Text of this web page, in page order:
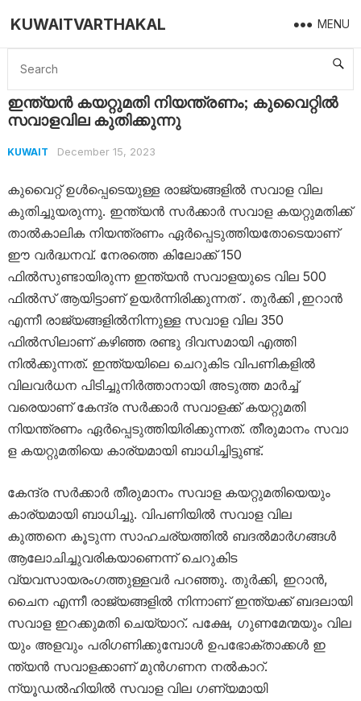
KUWAITVARTHAKAL MENU
Home Kuwait ഇന്ത്യൻ കയറ്റുമതി നിയന്ത്രണം; കുവൈറ്റിൽ സവാളവില കുതിക്കുന്നു
ഇന്ത്യൻ കയറ്റുമതി നിയന്ത്രണം; കുവൈറ്റിൽ
സവാളവില കുതിക്കുന്നു
KUWAIT December 15, 2023
കുവൈറ്റ് ഉൾപ്പെടെയുള്ള രാജ്യങ്ങളിൽ സവാള വില
കുതിച്ചുയരുന്നു. ഇന്ത്യൻ സർക്കാർ സവാള കയറ്റുമതിക്ക്​
താൽകാലിക നിയന്ത്രണം ഏർപ്പെടുത്തിയതോടെയാണ്
ഈ വർദ്ധനവ്. നേരത്തെ കിലോക്ക് 150
ഫിൽസുണ്ടായിരുന്ന ഇന്ത്യൻ സവാളയുടെ വില 500
ഫിൽ‌സ് ആയിട്ടാണ് ഉയർന്നിരിക്കുന്നത് . തുർക്കി ,ഇറാൻ
എന്നീ രാജ്യങ്ങളിൽനിന്നുള്ള സവാള വില 350
ഫിൽസിലാണ് കഴിഞ്ഞ രണ്ടു ദിവസമായി എത്തി
നിൽക്കുന്നത്. ഇന്ത്യയിലെ ചെറുകിട വിപണികളിൽ
വിലവർധന പിടിച്ചുനിർത്താനായി അടുത്ത മാർച്ച്​
വരെയാണ് കേന്ദ്ര സർക്കാർ സവാളക്ക്​ കയറ്റുമതി
നിയന്ത്രണം ഏർപ്പെടുത്തിയിരിക്കുന്നത്​. തീ​രു​മാ​നം സ​വാ​
ള ക​യ​റ്റു​മ​തി​യെ കാ​ര്യ​മാ​യി ബാ​ധി​ച്ചിട്ടുണ്ട്.
കേന്ദ്ര സർക്കാർ തീരുമാനം സവാള കയറ്റുമതിയെയും
കാര്യമായി ബാധിച്ചു. വിപണിയിൽ സവാള വില
കുത്തനെ കൂടുന്ന സാഹചര്യത്തിൽ ബദൽമാർഗങ്ങൾ
ആലോചിച്ചുവരികയാണെന്ന് ചെറുകിട
വ്യവസായരംഗത്തുള്ളവർ പറഞ്ഞു. തുർക്കി, ഇറാൻ,
ചൈന എന്നീ രാജ്യങ്ങളിൽ നിന്നാണ് ​ഇന്ത്യക്ക്​ ബദലായി
സവാള ഇറക്കുമതി ചെയ്യാറ്​. പ​ക്ഷേ, ഗു​ണ​മേ​ന്മ​യും വി​ല​
യും അ​ള​വും പ​രി​ഗ​ണി​ക്കു​മ്പോ​ൾ ഉ​പ​ഭോ​ക്​​താ​ക്ക​ൾ ഇ​
ന്ത്യ​ൻ സ​വാ​ള​ക്കാ​ണ്​ മു​ൻ​ഗ​ണ​ന ന​ൽ​കാ​റ്.
ന്യൂഡൽഹിയിൽ സവാള വില ഗണ്യമായി